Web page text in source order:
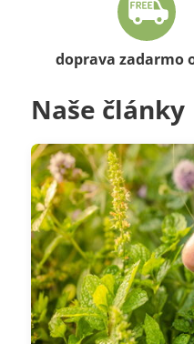
doprava zadarmo
Naše články